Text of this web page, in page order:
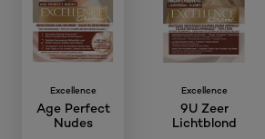
Excellence
Age Perfect
Nudes
Excellence
9U Zeer
Lichtblond